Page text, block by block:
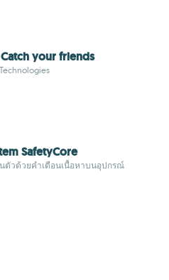
your friends
SafetyCore
ตัวด้วยคำเตือนเนื้อหาบนอุปกรณ์